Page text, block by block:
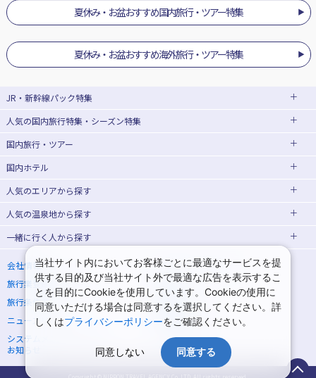
夏休み・お盆おすすめ国内旅行・ツアー特集
夏休み・お盆おすすめ海外旅行・ツアー特集
JR・新幹線パック特集
JR・新幹線＋ホテルパック
出張パック
人気の国内旅行特集・シーズン特集
東京ディズニーリゾート®への旅
ユニバーサル・スタジオ・ジャパン(USJ)
夏休み・お盆休み旅行 シルバーウィーク旅行
冬休み旅行 紅葉旅行
クリスマスの旅行 年末年始・お正月の旅行
7月の旅行 8月の旅行
9月の旅行 10月の旅行
1月の旅行
国内旅行・ツアー
北海道旅行・ツアー
東北旅行・ツアー
青森旅行・ツアー
宮城旅行・ツアー
山形旅行・ツアー 福島旅行・ツアー
関東旅行・ツアー
東京旅行・ツアー 神奈川旅行・ツアー
埼玉旅行・ツアー 千葉旅行・ツアー
茨城旅行・ツアー 栃木旅行・ツアー
群馬旅行・ツアー
国内ホテル
北海道ホテル・旅館
青森ホテル・旅館 岩手ホテル・旅館
宮城ホテル・旅館 秋田ホテル・旅館
山形ホテル・旅館 福島ホテル・旅館
東京ホテル・旅館 神奈川ホテル・旅館
埼玉ホテル・旅館
人気のエリアから探す
函館旅行
仙台旅行
那須旅行 日光旅行
小笠原旅行 大島旅行
人気の温泉地から探す
北海道
湯の川温泉(北海道) 定山渓温泉(北海道)
十勝川温泉(北海道) 阿寒湖温泉(北海道)
洞爺湖温泉(北海道) 川湯温泉(北海道)
層雲峡温泉(北海道) 知床温泉(北海道)
東北
一緒に行く人から探す
一人旅 国内版 家族・子連れ旅行 国内版
カップル・夫婦旅行 国内版 女子旅 国内版
卒業旅行・学生旅行 国内版
会社情報
プライバシーポリシー
旅行業登録票・約款
規約集
旅行条件書
商標について
ニュースリリース
採用情報
システムメンテナンスの
お知らせ
サイトマップ
当社サイト内においてお客様ごとに最適なサービスを提
供する目的及び当社サイト外で最適な広告を表示するこ
とを目的にCookieを使用しています。Cookieの使用に
同意いただける場合は同意するを選択してください。詳
しくはプライバシーポリシーをご確認ください。
同意しない 同意する